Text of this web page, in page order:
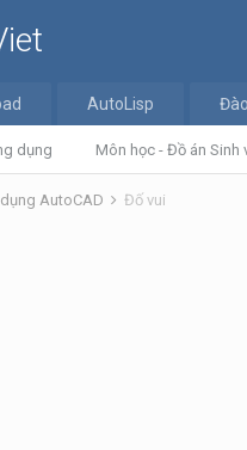
dụng Môn học - Đồ án Sinh
AutoLisp
AutoCAD Đố vui